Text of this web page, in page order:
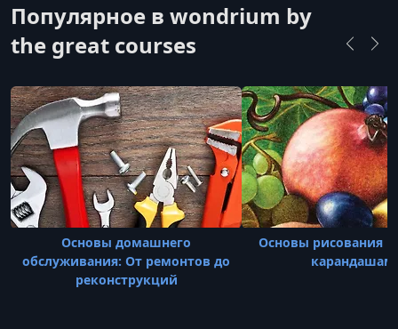
Популярное в wondrium by
the great courses
Основы домашнего
обслуживания: От ремонтов до
реконструкций
Основы рисования